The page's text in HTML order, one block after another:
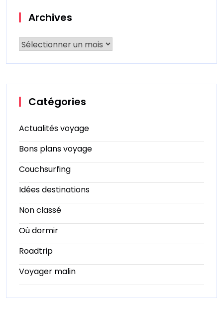
Archives
Catégories
Actualités voyage
Bons plans voyage
Couchsurfing
Idées destinations
Non classé
Où dormir
Roadtrip
Voyager malin